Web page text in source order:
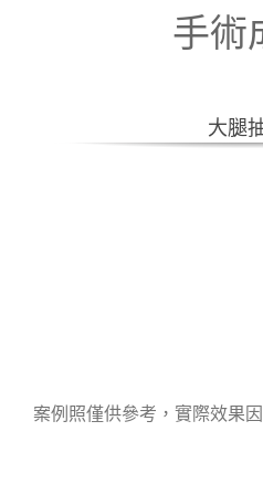
手術
大腿
案例照僅供參考，實際效果